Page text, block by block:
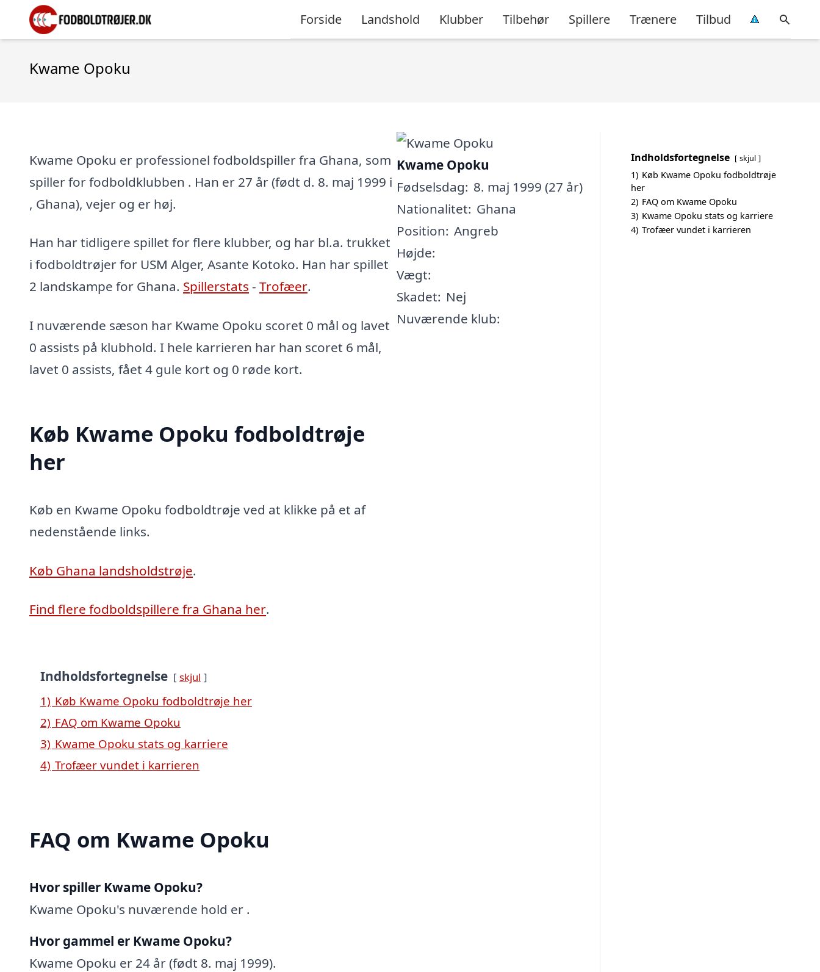
Forside Landshold Klubber Tilbehør Spillere Trænere Tilbud
Kwame Opoku
Kwame Opoku er professionel fodboldspiller fra Ghana, som
spiller for fodboldklubben . Han er 27 år (født d. 8. maj 1999 i
, Ghana), vejer og er høj.
Han har tidligere spillet for flere klubber, og har bl.a. trukket
i fodboldtrøjer for USM Alger, Asante Kotoko. Han har spillet
2 landskampe for Ghana. Spillerstats - Trofæer.
I nuværende sæson har Kwame Opoku scoret 0 mål og lavet
0 assists på klubhold. I hele karrieren har han scoret 6 mål,
lavet 0 assists, fået 4 gule kort og 0 røde kort.
Køb Kwame Opoku fodboldtrøje
her
Køb en Kwame Opoku fodboldtrøje ved at klikke på et af
nedenstående links.
Køb Ghana landsholdstrøje.
Find flere fodboldspillere fra Ghana her.
Kwame Opoku
Fødselsdag: 8. maj 1999 (27 år)
Nationalitet: Ghana
Position: Angreb
Højde:
Vægt:
Skadet: Nej
Nuværende klub:
Indholdsfortegnelse skjul
1) Køb Kwame Opoku fodboldtrøje her
2) FAQ om Kwame Opoku
3) Kwame Opoku stats og karriere
4) Trofæer vundet i karrieren
FAQ om Kwame Opoku
Hvor spiller Kwame Opoku?
Kwame Opoku's nuværende hold er .
Hvor gammel er Kwame Opoku?
Kwame Opoku er 24 år (født 8. maj 1999).
Indholdsfortegnelse skjul
1) Køb Kwame Opoku fodboldtrøje
her
2) FAQ om Kwame Opoku
3) Kwame Opoku stats og karriere
4) Trofæer vundet i karrieren